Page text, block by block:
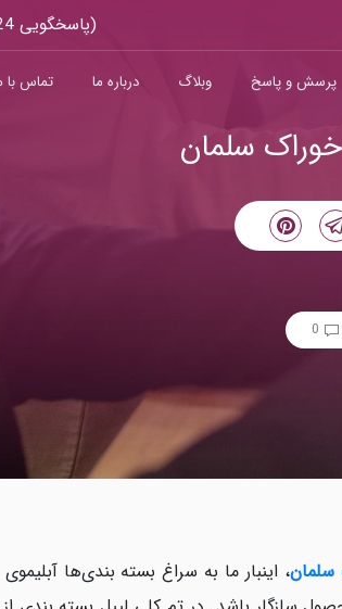
(پاسخگویی 24 ساعته)
پرسش و پاسخ وبلاگ درباره ما تماس با
سلمان
0
، اینبار ما به سراغ بسته بندی‌ها